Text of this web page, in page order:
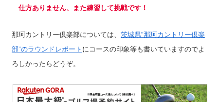
仕方ありません、また練習して挑戦です！
那珂カントリー倶楽部については、 茨城県”那珂カントリー倶楽
部”のラウンドレポート にコースの印象等も書いていますのでよ
ろしかったらどうぞ。